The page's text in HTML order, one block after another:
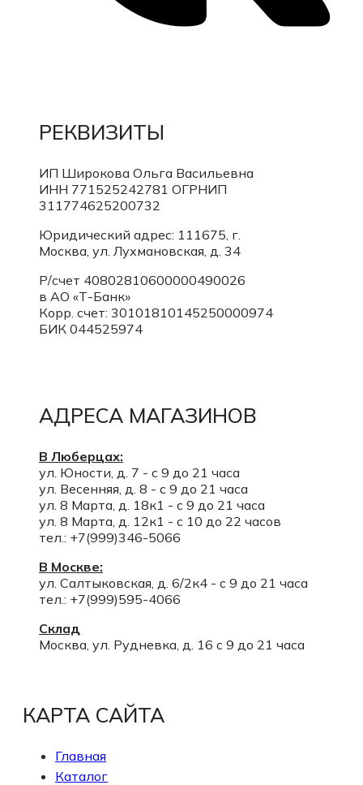
РЕКВИЗИТЫ
ИП Широкова Ольга Васильевна
ИНН 771525242781 ОГРНИП
311774625200732
Юридический адрес: 111675, г.
Москва, ул. Лухмановская, д. 34
Р/счет 40802810600000490026
в АО «Т-Банк»
Корр. счет: 30101810145250000974
БИК 044525974
АДРЕСА МАГАЗИНОВ
В Люберцах:
ул. Юности, д. 7 - с 9 до 21 часа
ул. Весенняя, д. 8 - с 9 до 21 часа
ул. 8 Марта, д. 18к1 - с 9 до 21 часа
ул. 8 Марта, д. 12к1 - с 10 до 22 часов
тел.: +7(999)346-5066
В Москве:
ул. Салтыковская, д. 6/2к4 - с 9 до 21 часа
тел.: +7(999)595-4066
Склад
Москва, ул. Рудневка, д. 16 с 9 до 21 часа
КАРТА САЙТА
Главная
Каталог